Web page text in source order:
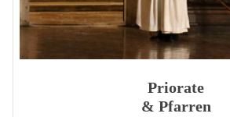
Priorate
& Pfarren